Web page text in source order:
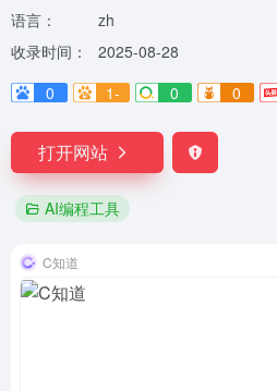
语言：
zh
收录时间：
2025-08-28
0
1- 0 0
打开网站
AI编程工具
C知道